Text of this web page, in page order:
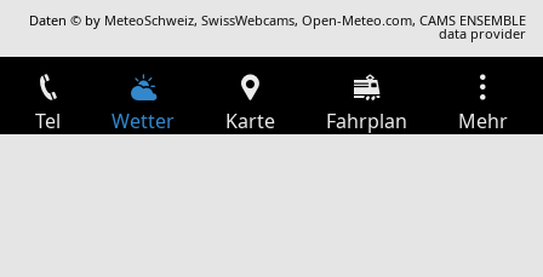
Daten © by MeteoSchweiz,SwissWebcams,Open-Meteo.com,CAMS ENSEMBLE
data provider
Tel Wetter Karte Fahrplan Mehr